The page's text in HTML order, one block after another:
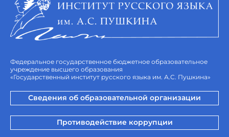
Федеральное государственное бюджетное образовательное
учреждение высшего образования
«Государственный институт русского языка им. А.С. Пушкина»
Сведения об образовательной организации
Противодействие коррупции